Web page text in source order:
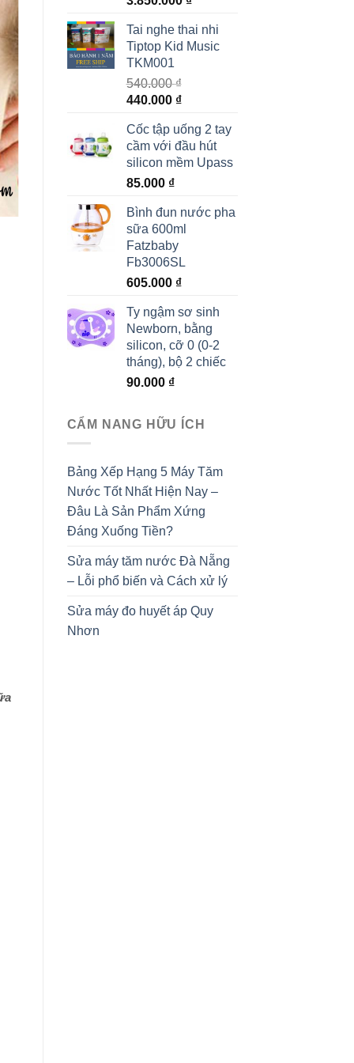
Tai nghe thai nhi
Tiptop Kid Music
TKM001
540.000₫
440.000 ₫
Cốc tập uống 2 tay
cầm với đầu hút
silicon mềm Upass
85.000 ₫
Bình đun nước pha
sữa 600ml
Fatzbaby
Fb3006SL
605.000 ₫
Ty ngậm sơ sinh
Newborn, bằng
silicon, cỡ 0 (0-2
tháng), bộ 2 chiếc
90.000 ₫
CẨM NANG HỮU ÍCH
Bảng Xếp Hạng 5 Máy Tăm
Nước Tốt Nhất Hiện Nay –
Đâu Là Sản Phẩm Xứng
Đáng Xuống Tiền?
Sửa máy tăm nước Đà Nẵng
– Lỗi phổ biến và Cách xử lý
Sửa máy đo huyết áp Quy
Nhơn